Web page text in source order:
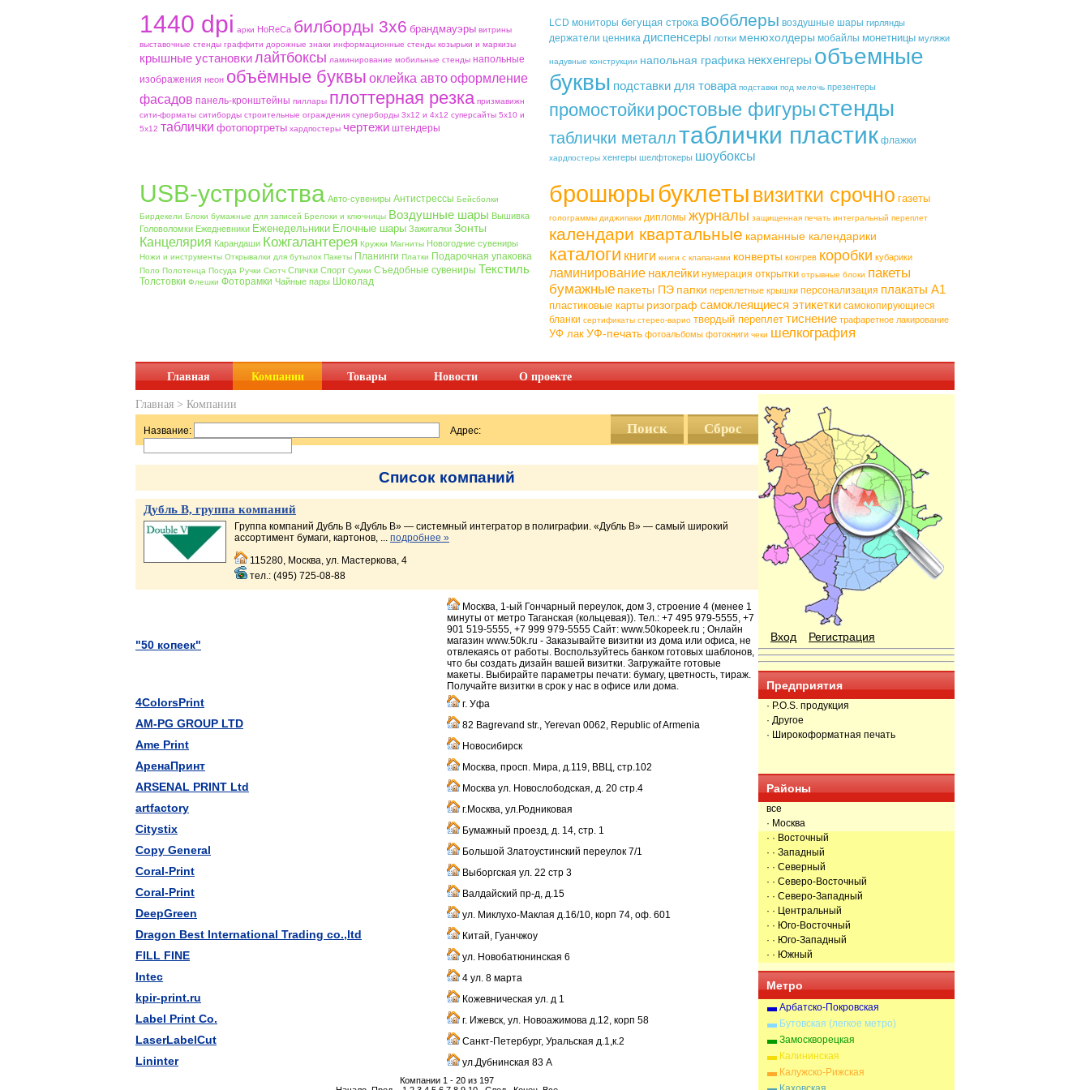
1440 dpi aрки HoReCa билборды 3х6 брандмауэры витрины
выставочные стенды граффити дорожные знаки информационные стенды козырьки и маркизы
крышные установкилайтбоксы ламинирование мобильные стенды напольные
изображения неон объёмные буквы оклейка автооформление
фасадов панель-кронштейны пиллары плоттерная резка призмавижн
сити-форматы ситиборды строительные ограждения суперборды 3х12 и 4х12 суперсайты 5х10 и
5х12 таблички фотопортреты хардпостеры чертежи штендеры
LCD мониторы бегущая строка вобблеры воздушные шары гирлянды
держатели ценника диспенсеры лотки менюхолдеры мобайлы монетницы муляжи
надувные конструкции напольная графика некхенгеры объемные
буквы подставки для товара подставки под мелочь презентеры
промостойки ростовые фигурыстенды
таблички металлтаблички пластик флажки
хардпостеры хенгеры шелфтокеры шоубоксы
USB-устройства Авто-сувениры Антистрессы Бейсболки
Бирдекели Блоки бумажные для записей Брелоки и ключницы Воздушные шары Вышивка
Головоломки Ежедневники Еженедельники Елочные шары Зажигалки Зонты
Канцелярия Карандаши Кожгалантерея Кружки Магниты Новогодние сувениры
Ножи и инструменты Открывалки для бутылок Пакеты Планинги Платки Подарочная упаковка
Поло Полотенца Посуда Ручки Скотч Спички Спорт Сумки Съедобные сувениры Текстиль
Толстовки Флешки Фоторамки Чайные пары Шоколад
брошюрыбуклеты визитки срочно газеты
голограммы диджипаки дипломы журналы защищенная печать интегральный переплет
календари квартальные карманные календарики
каталоги книги книги с клапанами конверты конгрев коробки кубарики
ламинирование наклейки нумерация открытки отрывные блоки пакеты
бумажные пакеты ПЭ папки переплетные крышки персонализация плакаты А1
пластиковые карты ризограф самоклеящиеся этикетки самокопирующиеся
бланки сертификаты стерео-варио твердый переплет тиснение трафаретное лакирование
УФ лак УФ-печать фотоальбомы фотокниги чеки шелкография
Главная Компании Товары Новости О проекте
Главная > Компании
Название: Адрес:
Список компаний
Дубль В, группа компаний
Группа компаний Дубль В «Дубль В» — системный интегратор в полиграфии. «Дубль В» — самый широкий
ассортимент бумаги, картонов, ... подробнее »
115280, Москва, ул. Мастеркова, 4
тел.: (495) 725-08-88
"50 копеек"
Москва, 1-ый Гончарный переулок, дом 3, строение 4 (менее 1
минуты от метро Таганская (кольцевая)). Тел.: +7 495 979-5555, +7
901 519-5555, +7 999 979-5555 Сайт: www.50kopeek.ru ; Онлайн
магазин www.50k.ru - Заказывайте визитки из дома или офиса, не
отвлекаясь от работы. Воспользуйтесь банком готовых шаблонов,
что бы создать дизайн вашей визитки. Загружайте готовые
макеты. Выбирайте параметры печати: бумагу, цветность, тираж.
Получайте визитки в срок у нас в офисе или дома.
4ColorsPrint г. Уфа
AM-PG GROUP LTD 82 Bagrevand str., Yerevan 0062, Republic of Armenia
Ame Print Новосибирск
ApeнаПринт Москва, просп. Мира, д.119, ВВЦ, стр.102
ARSENAL PRINT Ltd Москва ул. Новослободская, д. 20 стр.4
artfactory г.Москва, ул.Родниковая
Citystix Бумажный проезд, д. 14, стр. 1
Copy General Большой Златоустинский переулок 7/1
Coral-Print Выборгская ул. 22 стр 3
Coral-Print Валдайский пр-д, д.15
DeepGreen ул. Миклухо-Маклая д.16/10, корп 74, оф. 601
Dragon Best International Trading co.,ltd Китай, Гуанчжоу
FILL FINE ул. Новобатюнинская 6
Intec 4 ул. 8 марта
kpir-print.ru Кожевническая ул. д 1
Label Print Co. г. Ижевск, ул. Новоажимова д.12, корп 58
LaserLabelCut Санкт-Петербург, Уральская д.1,к.2
Lininter ул.Дубнинская 83 А
Компании 1 - 20 из 197
Вход Регистрация
Предприятия
· P.O.S. продукция
· Другое
· Широкоформатная печать
Районы
все
· Москва
· · Восточный
· · Западный
· · Северный
· · Северо-Восточный
· · Северо-Западный
· · Центральный
· · Юго-Восточный
· · Юго-Западный
· · Южный
Метро
Арбатско-Покровская
Бутовская (легкое метро)
Замоскворецкая
Калининская
Калужско-Рижская